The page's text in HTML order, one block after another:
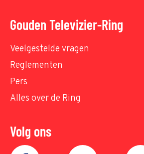
Gouden Televizier-Ring
Veelgestelde vragen
Reglementen
Pers
Alles over de Ring
Volg ons